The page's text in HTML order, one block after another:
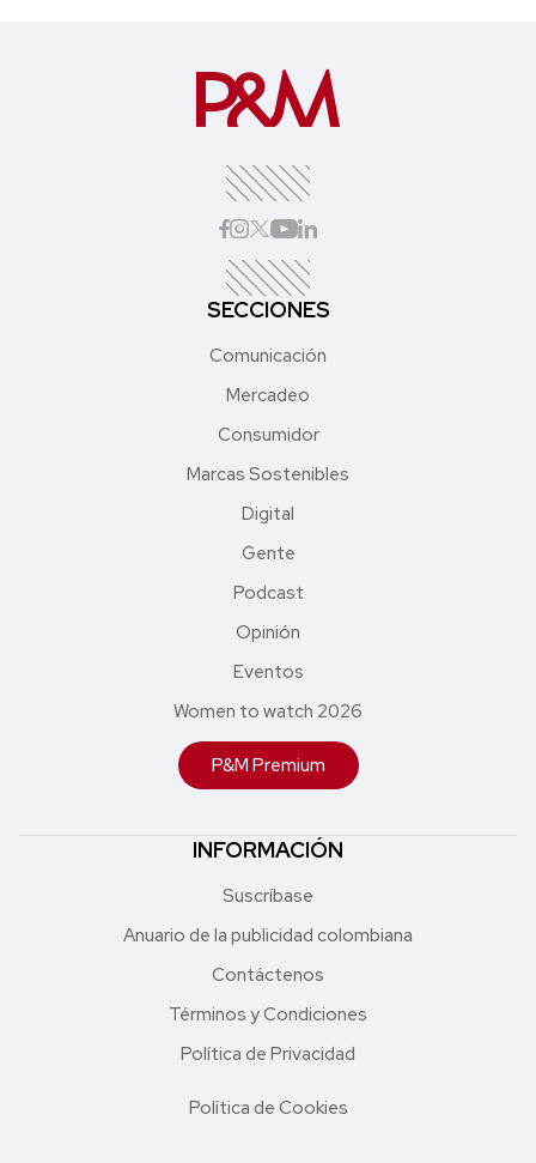
SECCIONES
Comunicación
Mercadeo
Consumidor
Marcas Sostenibles
Digital
Gente
Podcast
Opinión
Eventos
Women to watch 2026
P&M Premium
INFORMACIÓN
Suscríbase
Anuario de la publicidad colombiana
Contáctenos
Términos y Condiciones
Política de Privacidad
Política de Cookies